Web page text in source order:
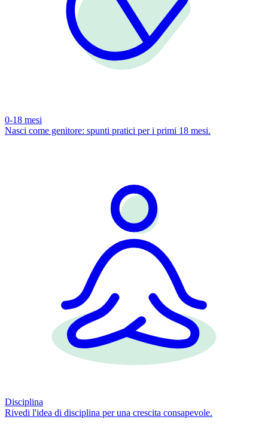
0-18 mesi
Nasci come genitore: spunti pratici per i primi 18 mesi.
Disciplina
Rivedi l'idea di disciplina per una crescita consapevole.